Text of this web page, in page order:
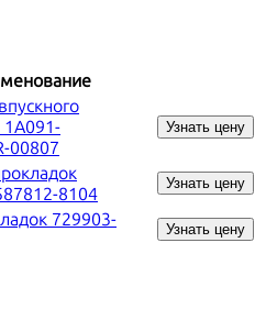
1A091-
00807
Узнать цену
8104
Узнать цену
729903-
Узнать цену